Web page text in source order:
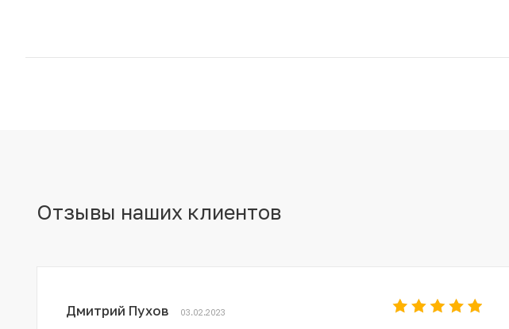
Отзывы наших клиентов
Дмитрий Пухов 03.02.2023